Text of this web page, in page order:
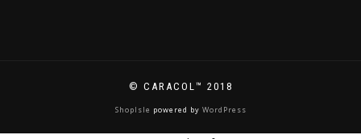
© CARACOL™ 2018
ShopIsle powered by WordPress